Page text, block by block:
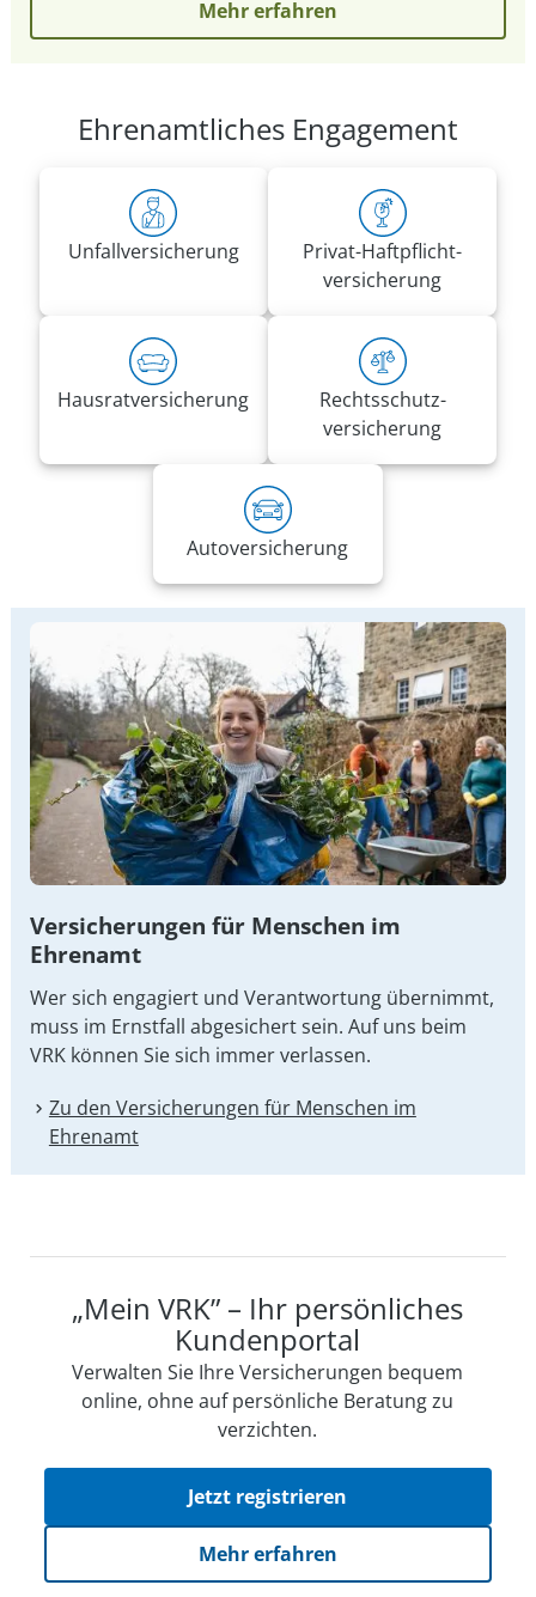
Mehr erfahren
Ehrenamtliches Engagement
Unfall­versicherung
Privat-Haft­pflicht­
versicherung
Hausrat­versicherung
Rechts­schutz­
versicherung
Auto­versicherung
Versicherungen für Menschen im
Ehrenamt
Wer sich engagiert und Verantwortung übernimmt,
muss im Ernstfall abgesichert sein. Auf uns beim
VRK können Sie sich immer verlassen.
Zu den Versicherungen für Menschen im
Ehrenamt
„Mein VRK” – Ihr persönliches
Kundenportal
Verwalten Sie Ihre Versicherungen bequem
online, ohne auf persön­li­che Beratung zu
verzichten.
Jetzt registrieren
Mehr erfahren